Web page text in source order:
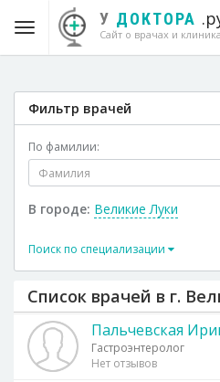
У ДОКТОРА
Сайт о врачах и
Фильтр врачей
По фамилии:
В городе: Великие Луки
Поиск по специализации
Список врачей в г.
Пальчевская
Гастроэнтеролог
Нет отзывов